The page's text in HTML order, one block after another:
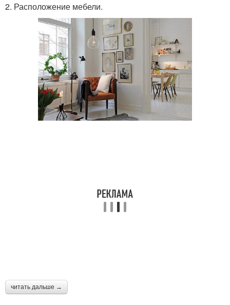
2. Расположение мебели.
читать дальше →